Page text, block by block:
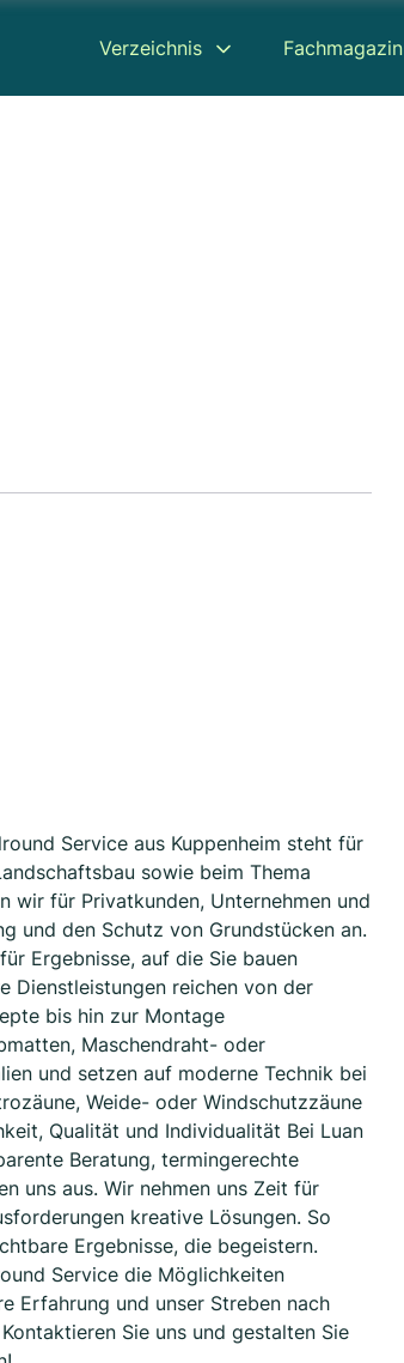
Verzeichnis Fachmagazin
Service aus Kuppenheim steht für
sowie beim Thema
wir für Privatkunden, Unternehmen und
und den Schutz von Grundstücken an.
Ergebnisse, auf die Sie bauen
Dienstleistungen reichen von der
bis hin zur Montage
Maschendraht- oder
und setzen auf moderne Technik bei
Weide- oder Windschutzzäune
Qualität und Individualität Bei Luan
Beratung, termingerechte
uns aus. Wir nehmen uns Zeit für
kreative Lösungen. So
Ergebnisse, die begeistern.
Service die Möglichkeiten
Erfahrung und unser Streben nach
Sie uns und gestalten Sie